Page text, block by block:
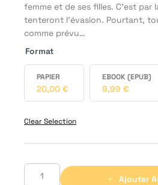
femme et de ses filles. C’est par
tenteront l’évasion. Pourtant,
comme prévu…
Format
PAPIER
20,00 €
EBOOK (EPUB)
9,99 €
Clear Selection
Ajouter